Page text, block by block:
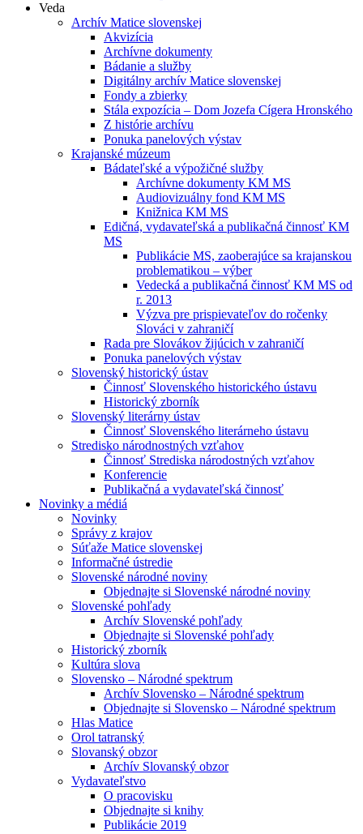
Veda
Archív Matice slovenskej
Akvizícia
Archívne dokumenty
Bádanie a služby
Digitálny archív Matice slovenskej
Fondy a zbierky
Stála expozícia – Dom Jozefa Cígera Hronského
Z histórie archívu
Ponuka panelových výstav
Krajanské múzeum
Bádateľské a výpožičné služby
Archívne dokumenty KM MS
Audiovizuálny fond KM MS
Knižnica KM MS
Edičná, vydavateľská a publikačná činnosť KM
MS
Publikácie MS, zaoberajúce sa krajanskou
problematikou – výber
Vedecká a publikačná činnosť KM MS od
r. 2013
Výzva pre prispievateľov do ročenky
Slováci v zahraničí
Rada pre Slovákov žijúcich v zahraničí
Ponuka panelových výstav
Slovenský historický ústav
Činnosť Slovenského historického ústavu
Historický zborník
Slovenský literárny ústav
Činnosť Slovenského literárneho ústavu
Stredisko národnostných vzťahov
Činnosť Strediska národostných vzťahov
Konferencie
Publikačná a vydavateľská činnosť
Novinky a médiá
Novinky
Správy z krajov
Súťaže Matice slovenskej
Informačné ústredie
Slovenské národné noviny
Objednajte si Slovenské národné noviny
Slovenské pohľady
Archív Slovenské pohľady
Objednajte si Slovenské pohľady
Historický zborník
Kultúra slova
Slovensko – Národné spektrum
Archív Slovensko – Národné spektrum
Objednajte si Slovensko – Národné spektrum
Hlas Matice
Orol tatranský
Slovanský obzor
Archív Slovanský obzor
Vydavateľstvo
O pracovisku
Objednajte si knihy
Publikácie 2019